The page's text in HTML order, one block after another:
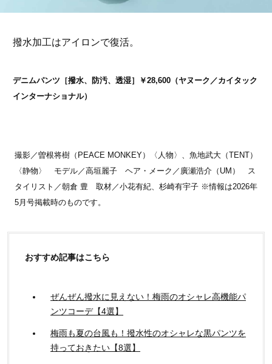
撥水加工はアイロンで復活。
デニムパンツ［撥水、防汚、透湿］￥28,600（ヤヌーク／カイタック
インターナショナル）
撮影／曽根将樹（PEACE MONKEY）〈人物〉、魚地武大（TENT）
〈静物〉 モデル／高垣麗子 ヘア・メーク／廣瀬浩介（UM） ス
タイリスト／朝倉 豊 取材／小花有紀、杉崎有宇子 ※情報は2026年
5月号掲載時のものです。
おすすめ記事はこちら
ぜんぜん撥水に見えない！梅雨のオシャレ高機能パ
ンツコーデ【4選】
梅雨も夏の台風も！撥水性のオシャレな黒パンツを
持っておきたい【8選】